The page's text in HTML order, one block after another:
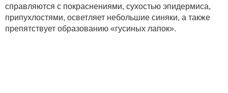
справляются с покраснениями, сухостью эпидермиса,
припухлостями, осветляет небольшие синяки, а также
препятствует образованию «гусиных лапок».